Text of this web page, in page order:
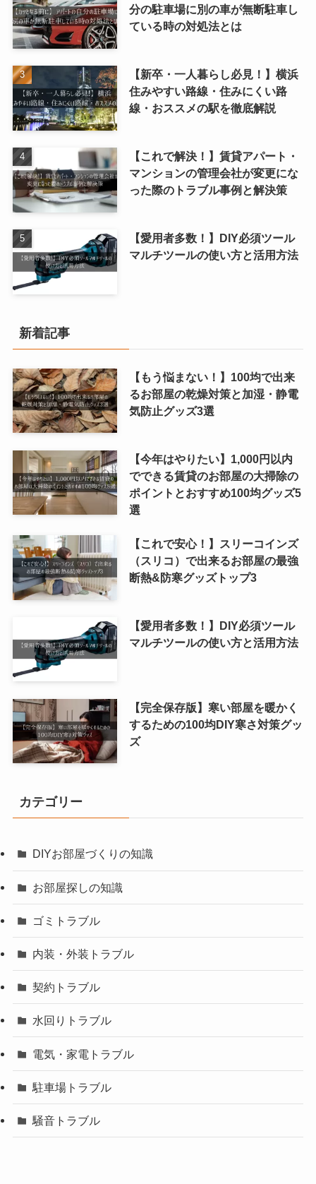
分の駐車場に別の車が無断駐車し
ている時の対処法とは
【新卒・一人暮らし必見！】横浜
住みやすい路線・住みにくい路
線・おススメの駅を徹底解説
【これで解決！】賃貸アパート・
マンションの管理会社が変更にな
った際のトラブル事例と解決策
【愛用者多数！】DIY必須ツール
マルチツールの使い方と活用方法
新着記事
【もう悩まない！】100均で出来
るお部屋の乾燥対策と加湿・静電
気防止グッズ3選
【今年はやりたい】1,000円以内
でできる賃貸のお部屋の大掃除の
ポイントとおすすめ100均グッズ5
選
【これで安心！】スリーコインズ
（スリコ）で出来るお部屋の最強
断熱&防寒グッズトップ3
【愛用者多数！】DIY必須ツール
マルチツールの使い方と活用方法
【完全保存版】寒い部屋を暖かく
するための100均DIY寒さ対策グッ
ズ
カテゴリー
DIYお部屋づくりの知識
お部屋探しの知識
ゴミトラブル
内装・外装トラブル
契約トラブル
水回りトラブル
電気・家電トラブル
駐車場トラブル
騒音トラブル